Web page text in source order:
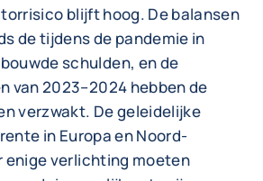
blijft hoog. De balansen
de tijdens de pandemie in
schulden, en de
van 2023–2024 hebben de
verzwakt. De geleidelijke
in Europa en Noord-
enige verlichting moeten